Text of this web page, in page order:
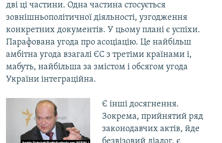
дві ці частини. Одна частина стосується
зовнішньополітичної діяльності, узгодження
конкретних документів. У цьому плані є успіхи.
Парафована угода про асоціацію. Це найбільш
амбітна угода взагалі ЄС з третіми країнами і,
мабуть, найбільша за змістом і обсягом угода
України інтеграційна.
Є інші досягнення.
Зокрема, прийнятий ряд
законодавчих актів, йде